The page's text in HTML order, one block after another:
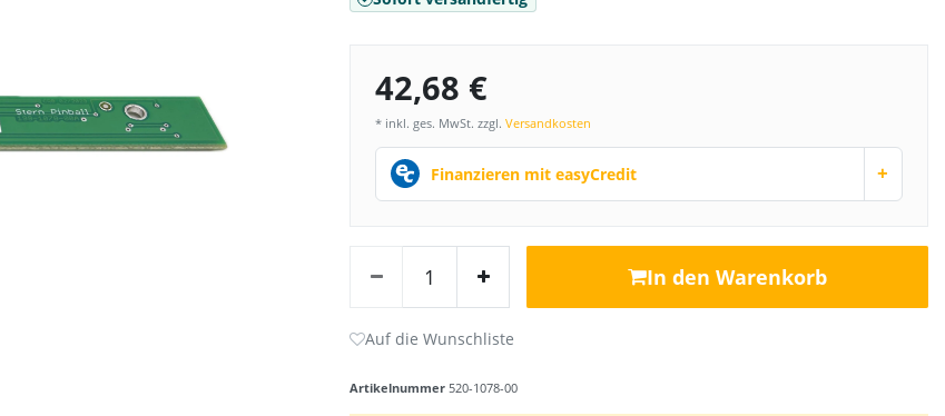
42,68 €
* inkl. ges. MwSt. zzgl.Versandkosten
Finanzieren mit easyCredit +
In den Warenkorb
Artikelnummer 520-1078-00